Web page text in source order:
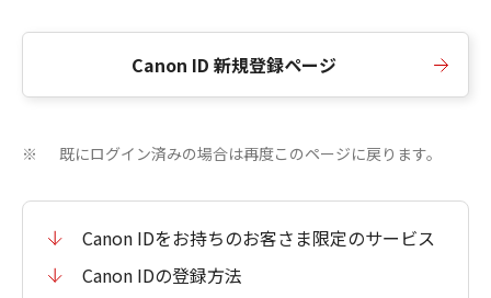
Canon ID 新規登録ページ
※ 既にログイン済みの場合は再度このページに戻ります。
Canon IDをお持ちのお客さま限定のサービス
Canon IDの登録方法